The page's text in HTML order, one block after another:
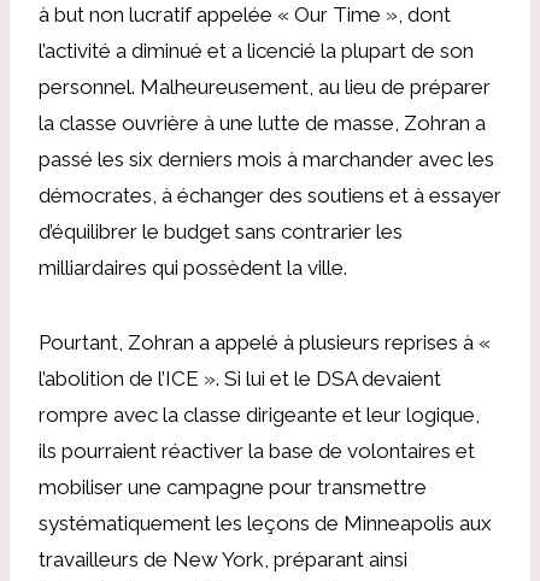
à but non lucratif appelée « Our Time », dont
l’activité a diminué et a licencié la plupart de son
personnel. Malheureusement, au lieu de préparer
la classe ouvrière à une lutte de masse, Zohran a
passé les six derniers mois à marchander avec les
démocrates, à échanger des soutiens et à essayer
d’équilibrer le budget sans contrarier les
milliardaires qui possèdent la ville.
Pourtant, Zohran a appelé à plusieurs reprises à «
l’abolition de l’ICE ». Si lui et le DSA devaient
rompre avec la classe dirigeante et leur logique,
ils pourraient réactiver la base de volontaires et
mobiliser une campagne pour transmettre
systématiquement les leçons de Minneapolis aux
travailleurs de New York, préparant ainsi